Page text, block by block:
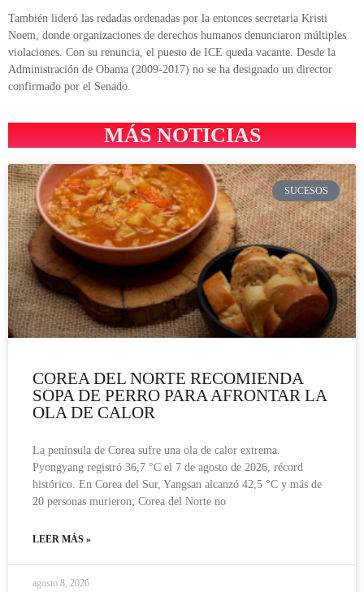
También lideró las redadas ordenadas por la entonces secretaria Kristi
Noem, donde organizaciones de derechos humanos denunciaron múltiples
violaciones. Con su renuncia, el puesto de ICE queda vacante. Desde la
Administración de Obama (2009-2017) no se ha designado un director
confirmado por el Senado.
MÁS NOTICIAS
SUCESOS
COREA DEL NORTE RECOMIENDA
SOPA DE PERRO PARA AFRONTAR LA
OLA DE CALOR
La península de Corea sufre una ola de calor extrema.
Pyongyang registró 36,7 °C el 7 de agosto de 2026, récord
histórico. En Corea del Sur, Yangsan alcanzó 42,5 °C y más de
20 personas murieron; Corea del Norte no
LEER MÁS »
agosto 8, 2026